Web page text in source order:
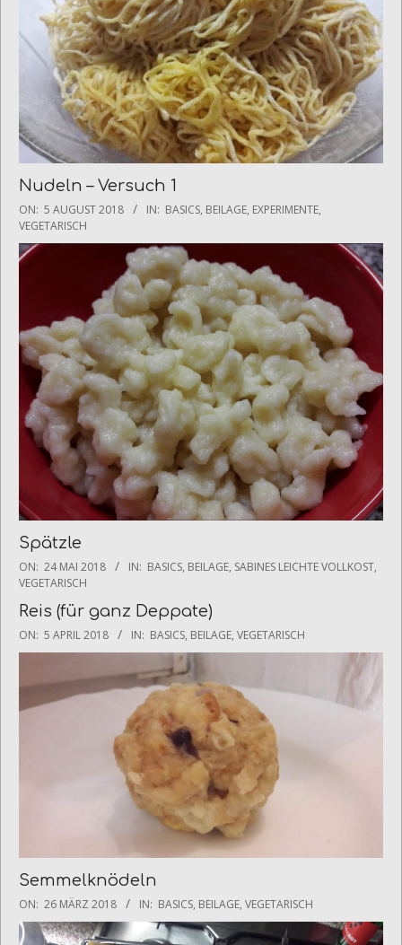
Nudeln – Versuch 1
2018-
08-
05
ON: 5 AUGUST 2018 IN: BASICS, BEILAGE, EXPERIMENTE,
VEGETARISCH
Spätzle
2018-
05-
24
ON: 24 MAI 2018 IN: BASICS, BEILAGE, SABINES LEICHTE VOLLKOST,
VEGETARISCH
Reis (für ganz Deppate)
2018-
04-
ON: 5 APRIL 2018 IN: BASICS, BEILAGE, VEGETARISCH
Semmelknödeln
2018-
03-
26
ON: 26 MÄRZ 2018 IN: BASICS, BEILAGE, VEGETARISCH